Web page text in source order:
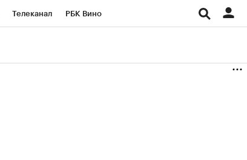
Телеканал РБК Вино